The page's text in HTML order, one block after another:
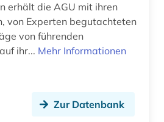
softwareentwicklung (1)
erhält die AGU mit ihren
von Experten begutachteten
von führenden
ihr... Mehr Informationen
Zur Datenbank